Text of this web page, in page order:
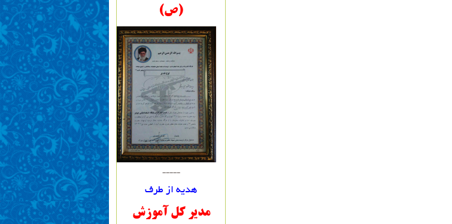
(ص)
-----
هدیه از طرف
مدیر کل آموزش